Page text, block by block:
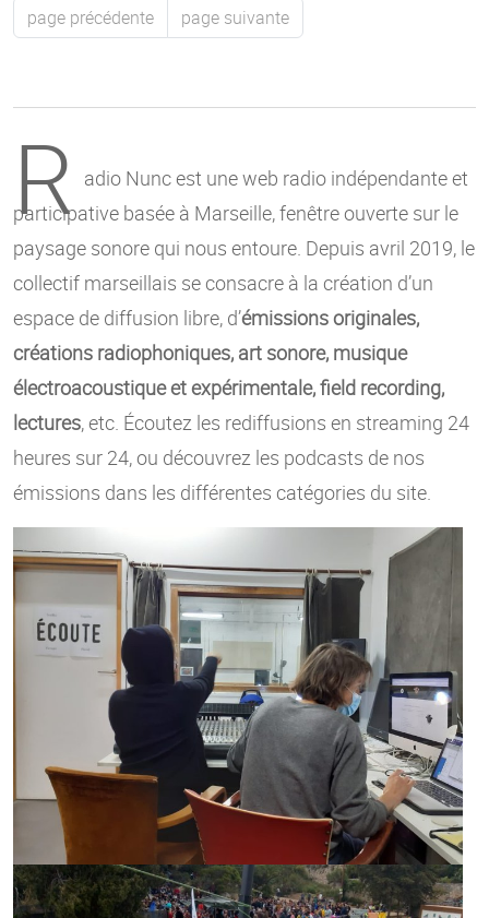
page précédente page suivante
R adio Nunc est une web radio indépendante et
participative basée à Marseille, fenêtre ouverte sur le
paysage sonore qui nous entoure. Depuis avril 2019, le
collectif marseillais se consacre à la création d’un
espace de diffusion libre, d’émissions originales,
créations radiophoniques, art sonore, musique
électroacoustique et expérimentale, field recording,
lectures, etc. Écoutez les rediffusions en streaming 24
heures sur 24, ou découvrez les podcasts de nos
émissions dans les différentes catégories du site.